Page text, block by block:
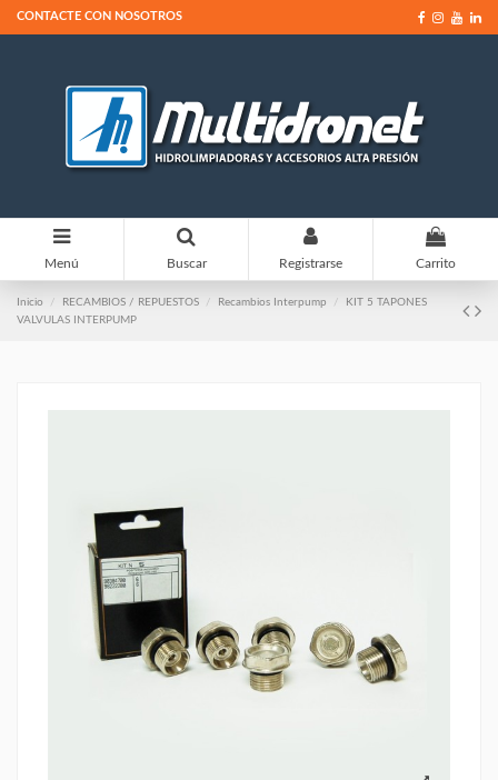
CONTACTE CON NOSOTROS
Menú Buscar Registrarse
0
Carrito
Inicio RECAMBIOS / REPUESTOS Recambios Interpump
KIT 5 TAPONES
VALVULAS INTERPUMP